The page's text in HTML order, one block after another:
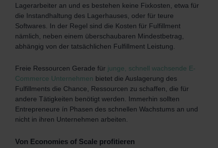
Lagerarbeiter an und es bestehen keine Fixkosten, etwa für
die Instandhaltung des Lagerhauses, oder für teure
Softwares. In der Regel sind die Kosten für Fulfillment
nämlich, neben einem überschaubaren Mindestbetrag,
abhängig von der tatsächlichen Fulfillment Leistung.
Freie Ressourcen Gerade für junge, schnell wachsende E-
Commerce Unternehmen bietet die Auslagerung des
Fulfillments die Chance, Ressourcen zu schaffen, die für
andere Tätigkeiten benötigt werden. Immerhin sollten
Entrepreneure ín Phasen des schnellen Wachstums an und
nicht in ihren Unternehmen arbeiten.
Von Economies of Scale profitieren